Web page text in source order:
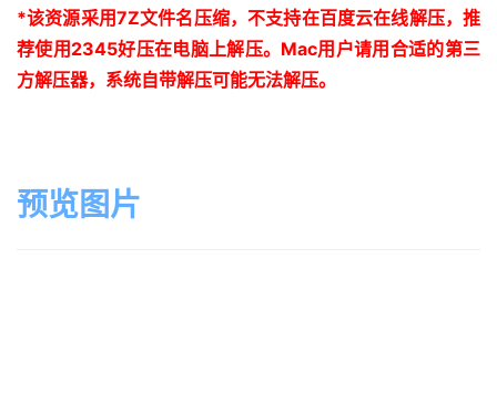
*该资源采用7Z文件名压缩，不支持在百度云在线解压，推
荐使用2345好压在电脑上解压。 Mac用户请用合适的第三
方解压器，系统自带解压可能无法解压。
预览图片